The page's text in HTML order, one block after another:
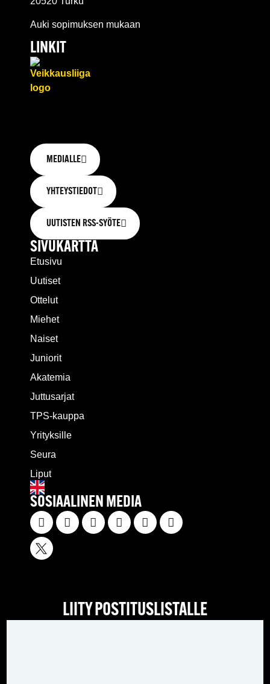
Auki sopimuksen mukaan
LINKIT
MEDIALLE
YHTEYSTIEDOT
UUTISTEN RSS-SYÖTE
SIVUKARTTA
Etusivu
Uutiset
Ottelut
Miehet
Naiset
Juniorit
Akatemia
Juttusarjat
TPS-kauppa
Yrityksille
Seura
Liput
SOSIAALINEN MEDIA
LIITY POSTITUSLISTALLE